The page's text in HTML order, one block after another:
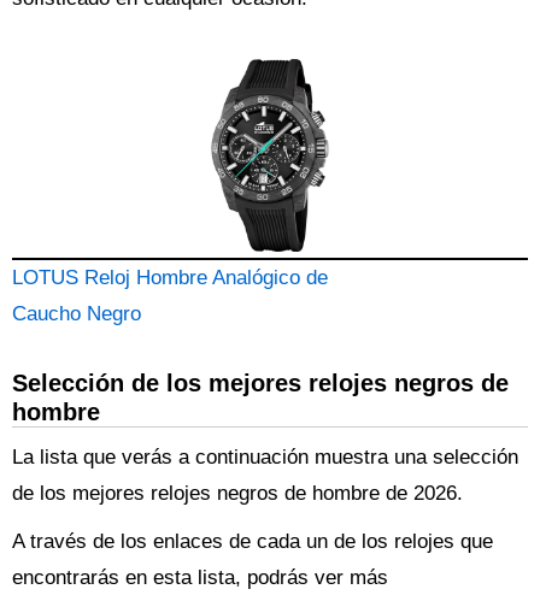
LOTUS Reloj Hombre Analógico de
Caucho Negro
Selección de los mejores relojes negros de
hombre
La lista que verás a continuación muestra una selección
de los mejores relojes negros de hombre de 2026.
A través de los enlaces de cada un de los relojes que
encontrarás en esta lista, podrás ver más